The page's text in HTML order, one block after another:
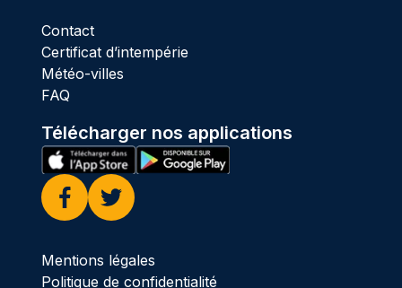
Contact
Certificat d’intempérie
Météo-villes
FAQ
Télécharger nos applications
Facebook
Twitter
Mentions légales
Politique de confidentialité